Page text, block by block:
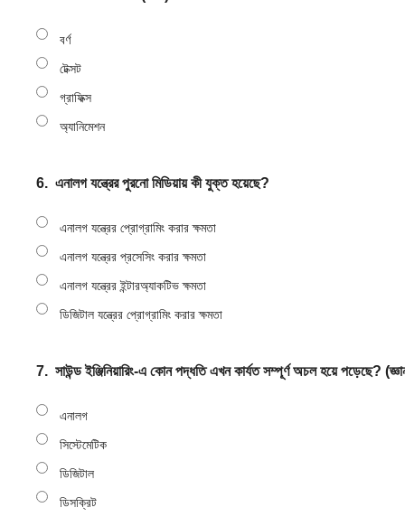
বর্ণ
টেক্সট
গ্রাফিক্স
অ্যানিমেশন
6. এনালগ যন্ত্রের পুরনো মিডিয়ায় কী যুক্ত হয়েছে?
এনালগ যন্ত্রের প্রোগ্রামিং করার ক্ষমতা
এনালগ যন্ত্রের প্রসেসিং করার ক্ষমতা
এনালগ যন্ত্রের ইন্টারঅ্যাকটিভ ক্ষমতা
ডিজিটাল যন্ত্রের প্রোগ্রামিং করার ক্ষমতা
7. সাউন্ড ইঞ্জিনিয়ারিং-এ কোন পদ্ধতি এখন কার্যত সম্পূর্ণ অচল হয়ে পড়েছে?
এনালগ
সিস্টেমেটিক
ডিজিটাল
ডিসক্রিট